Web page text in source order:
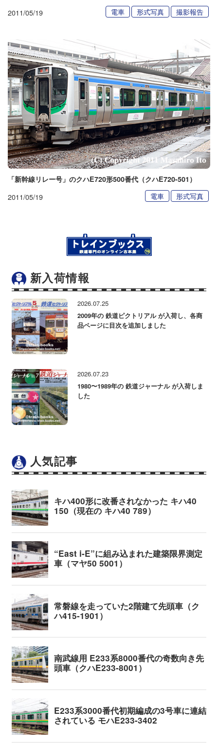
2011/05/19 電車 形式写真 撮影報告
「新幹線リレー号」のクハE720形500番代（クハE720-501）
2011/05/19 電車 形式写真
新入荷情報
2026.07.25
2009年の 鉄道ピクトリアル が入荷し、各商
品ページに目次を追加しました
2026.07.23
1980〜1989年の 鉄道ジャーナル が入荷しま
した
人気記事